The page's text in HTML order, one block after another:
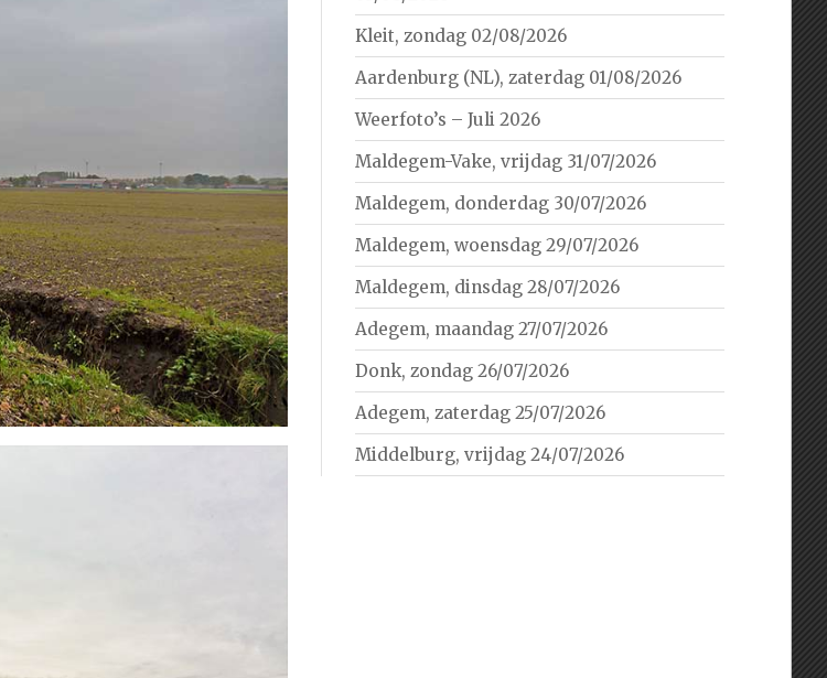
Kleit, zondag 02/08/2026
Aardenburg (NL), zaterdag 01/08/2026
Weerfoto’s – Juli 2026
Maldegem-Vake, vrijdag 31/07/2026
Maldegem, donderdag 30/07/2026
Maldegem, woensdag 29/07/2026
Maldegem, dinsdag 28/07/2026
Adegem, maandag 27/07/2026
Donk, zondag 26/07/2026
Adegem, zaterdag 25/07/2026
Middelburg, vrijdag 24/07/2026